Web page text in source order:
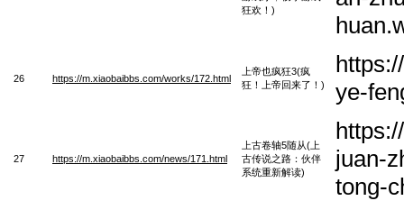
狂欢！)
26 https://m.xiaobaibbs.com/works/172.html
上帝也疯狂3(疯
狂！上帝回来了！)
ye-
27 https://m.xiaobaibbs.com/news/171.html
上古卷轴5随从(上
古传说之路：伙伴
系统重新解读)
juan-
tong-